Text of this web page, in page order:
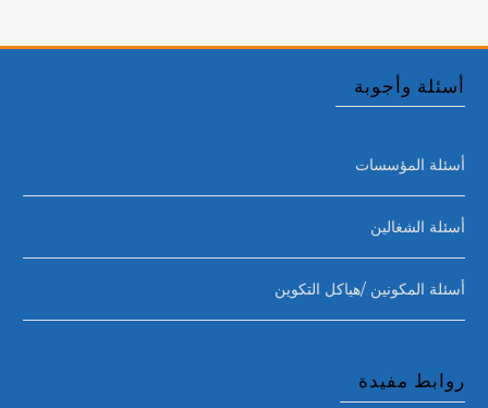
أسئلة وأجوبة
أسئلة المؤسسات
أسئلة الشغالين
أسئلة المكونين /هياكل التكوين
روابط مفيدة